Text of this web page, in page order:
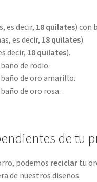
es decir, 18 quilates) con
es decir, 18 quilates).
decir, 18 quilates).
de rodio.
de oro amarillo.
de oro rosa.
de tu
podemos reciclartu
de nuestros diseños.